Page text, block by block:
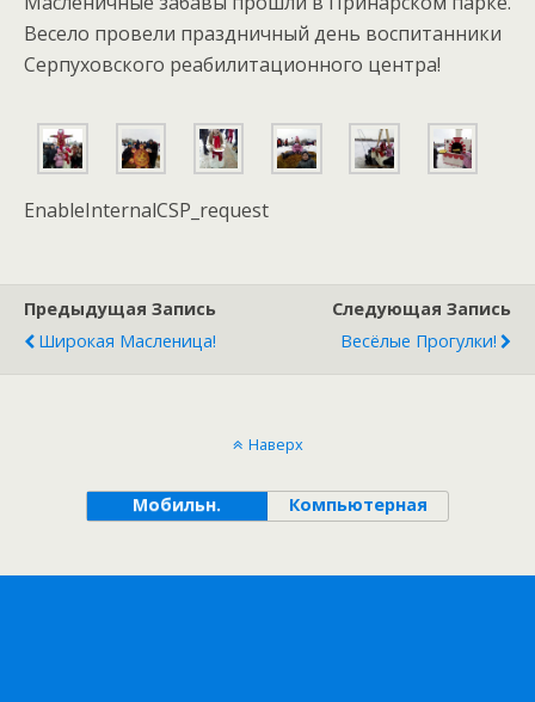
Весело провели праздничный день воспитанники
Серпуховского реабилитационного центра!
EnableInternalCSP_request
Предыдущая Запись
Широкая Масленица!
Следующая Запись
Весёлые Прогулки!
Наверх
Мобильн. Компьютерная